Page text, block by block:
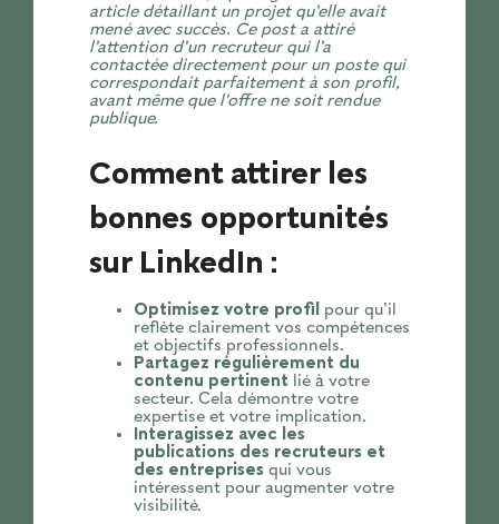
article détaillant un projet qu’elle avait
mené avec succès. Ce post a attiré
l’attention d’un recruteur qui l’a
contactée directement pour un poste qui
correspondait parfaitement à son profil,
avant même que l’offre ne soit rendue
publique.
Comment attirer les
bonnes opportunités
sur LinkedIn :
Optimisez votre profil
pour qu’il
reflète clairement vos compétences
et objectifs professionnels.
Partagez régulièrement du
contenu pertinentlié à votre
secteur. Cela démontre votre
expertise et votre implication.
Interagissez avec les
publications des recruteurs et
des entreprisesqui vous
intéressent pour augmenter votre
visibilité.